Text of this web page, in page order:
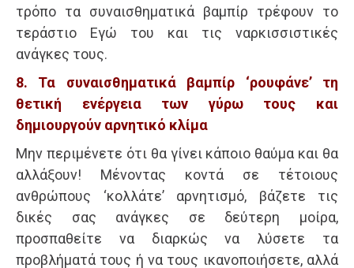
τρόπο τα συναισθηματικά βαμπίρ τρέφουν το
τεράστιο Εγώ του και τις ναρκισσιστικές
ανάγκες τους.
8. Τα συναισθηματικά βαμπίρ ‘ρουφάνε’ τη
θετική ενέργεια των γύρω τους και
δημιουργούν αρνητικό κλίμα
Μην περιμένετε ότι θα γίνει κάποιο θαύμα και θα
αλλάξουν! Μένοντας κοντά σε τέτοιους
ανθρώπους ‘κολλάτε’ αρνητισμό, βάζετε τις
δικές σας ανάγκες σε δεύτερη μοίρα,
προσπαθείτε να διαρκώς να λύσετε τα
προβλήματά τους ή να τους ικανοποιήσετε, αλλά